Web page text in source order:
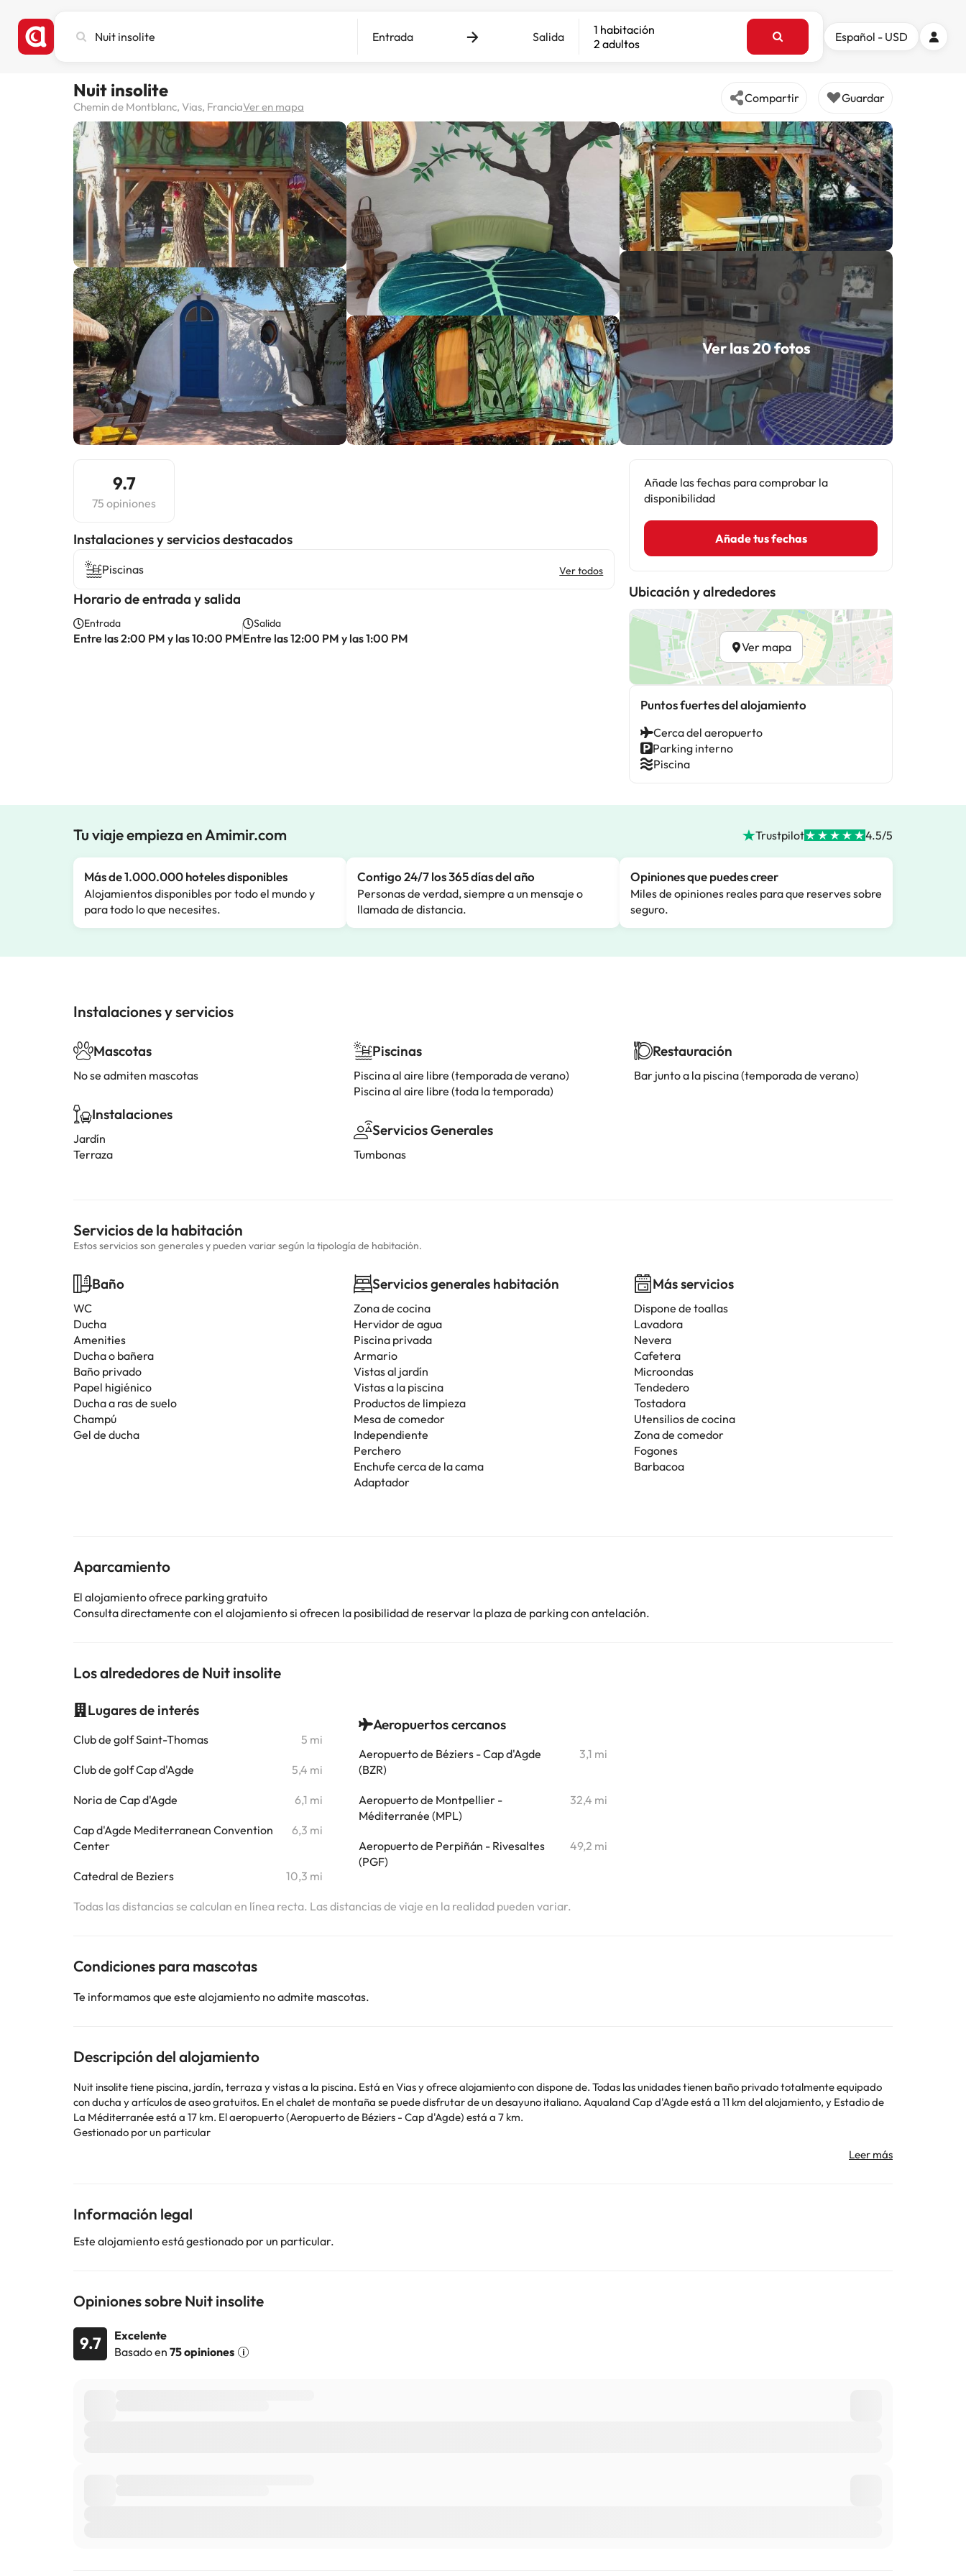
ciudad,
destino
Entrada Salida
1 habitación
2 adultos
Español - USD
Nuit insolite
Chemin de Montblanc, Vias, FranciaVer en mapa
Compartir Guardar
Ver las 20 fotos
9.7
75 opiniones
Instalaciones y servicios destacados
Piscinas Ver todos
Horario de entrada y salida
Entrada
Entre las 2:00 PM y las 10:00 PM
Salida
Entre las 12:00 PM y las 1:00 PM
Añade las fechas para comprobar la
disponibilidad
Añade tus fechas
Ubicación y alrededores
Ver mapa
Puntos fuertes del alojamiento
Cerca del aeropuerto
Parking interno
Piscina
Tu viaje empieza en Amimir.com Trustpilot 4.5/5
Más de 1.000.000 hoteles disponibles
Alojamientos disponibles por todo el mundo y
para todo lo que necesites.
Contigo 24/7 los 365 días del año
Personas de verdad, siempre a un mensaje o
llamada de distancia.
Opiniones que puedes creer
Miles de opiniones reales para que reserves sobre
seguro.
Instalaciones y servicios
Mascotas
No se admiten mascotas
Instalaciones
Jardín
Terraza
Piscinas
Piscina al aire libre (temporada de verano)
Piscina al aire libre (toda la temporada)
Servicios Generales
Tumbonas
Restauración
Bar junto a la piscina (temporada de verano)
Servicios de la habitación
Estos servicios son generales y pueden variar según la tipología de habitación.
Baño
WC
Ducha
Amenities
Ducha o bañera
Baño privado
Papel higiénico
Ducha a ras de suelo
Champú
Gel de ducha
Servicios generales habitación
Zona de cocina
Hervidor de agua
Piscina privada
Armario
Vistas al jardín
Vistas a la piscina
Productos de limpieza
Mesa de comedor
Independiente
Perchero
Enchufe cerca de la cama
Adaptador
Más servicios
Dispone de toallas
Lavadora
Nevera
Cafetera
Microondas
Tendedero
Tostadora
Utensilios de cocina
Zona de comedor
Fogones
Barbacoa
Aparcamiento
El alojamiento ofrece parking gratuito
Consulta directamente con el alojamiento si ofrecen la posibilidad de reservar la plaza de parking con antelación.
Los alrededores de Nuit insolite
Lugares de interés
Club de golf Saint-Thomas 5 mi
Club de golf Cap d'Agde 5,4 mi
Noria de Cap d'Agde 6,1 mi
Cap d'Agde Mediterranean Convention
Center
6,3 mi
Catedral de Beziers 10,3 mi
Aeropuertos cercanos
Aeropuerto de Béziers - Cap d'Agde
(BZR)
3,1 mi
Aeropuerto de Montpellier -
Méditerranée (MPL)
32,4 mi
Aeropuerto de Perpiñán - Rivesaltes
(PGF)
49,2 mi
Todas las distancias se calculan en línea recta. Las distancias de viaje en la realidad pueden variar.
Condiciones para mascotas
Te informamos que este alojamiento no admite mascotas.
Descripción del alojamiento
Nuit insolite tiene piscina, jardín, terraza y vistas a la piscina. Está en Vias y ofrece alojamiento con dispone de. Todas las unidades tienen baño privado totalmente equipado
con ducha y artículos de aseo gratuitos. En el chalet de montaña se puede disfrutar de un desayuno italiano. Aqualand Cap d'Agde está a 11 km del alojamiento, y Estadio de
La Méditerranée está a 17 km. El aeropuerto (Aeropuerto de Béziers - Cap d'Agde) está a 7 km.
Gestionado por un particular
Información legal
Este alojamiento está gestionado por un particular.
Opiniones sobre Nuit insolite
9.7
Excelente
Basado en 75 opiniones